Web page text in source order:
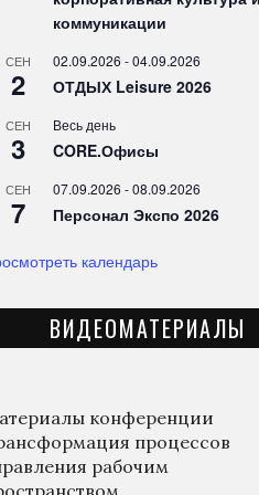
коммуникации
СЕН
2
02.09.2026 -04.09.2026
ОТДЫХ Leisure 2026
СЕН
3
Весь день
CORE.Офисы
СЕН
7
07.09.2026 -08.09.2026
Персонал Экспо 2026
календарь
ВИДЕОМАТЕРИАЛЫ
конференции
процессов
рабочим